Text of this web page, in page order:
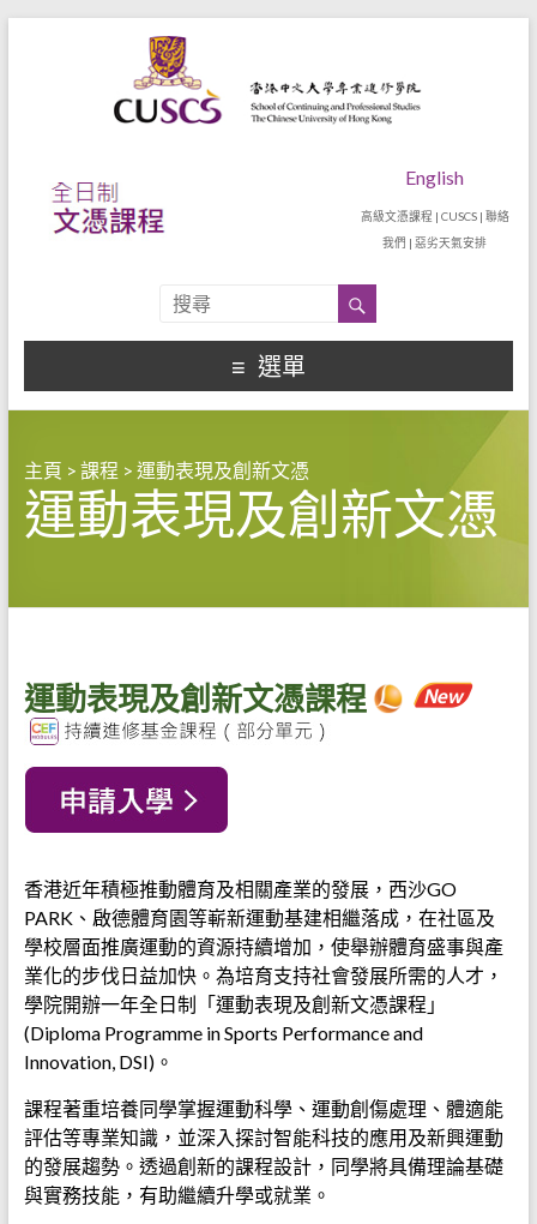
English
高級文憑課程 | CUSCS| 聯絡
我們 |惡劣天氣安排
選單
主頁 > 課程 > 運動表現及創新文憑
運動表現及創新文憑
運動表現及創新文憑課程
香港近年積極推動體育及相關產業的發展，西沙GO
PARK、啟德體育園等嶄新運動基建相繼落成，在社區及
學校層面推廣運動的資源持續增加，使舉辦體育盛事與產
業化的步伐日益加快。為培育支持社會發展所需的人才，
學院開辦一年全日制「運動表現及創新文憑課程」
(Diploma Programme in Sports Performance and
Innovation, DSI)。
課程著重培養同學掌握運動科學、運動創傷處理、體適能
評估等專業知識，並深入探討智能科技的應用及新興運動
的發展趨勢。透過創新的課程設計，同學將具備理論基礎
與實務技能，有助繼續升學或就業。